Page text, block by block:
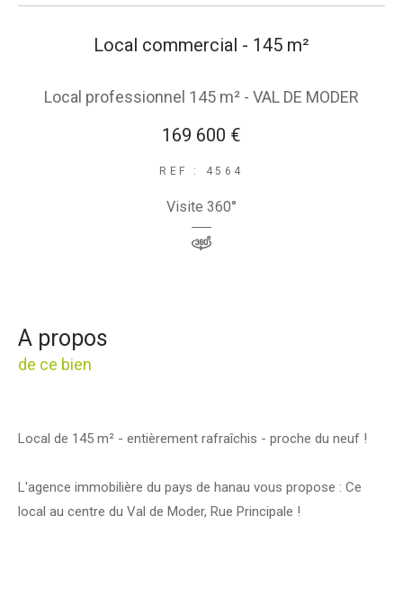
Local commercial - 145 m²
Local professionnel 145 m² - VAL DE MODER
169 600 €
REF : 4564
Visite 360°
a propos
de ce bien
Local de 145 m² - entièrement rafraîchis - proche du neuf !
L'agence immobilière du pays de hanau vous propose : Ce
local au centre du Val de Moder, Rue Principale !